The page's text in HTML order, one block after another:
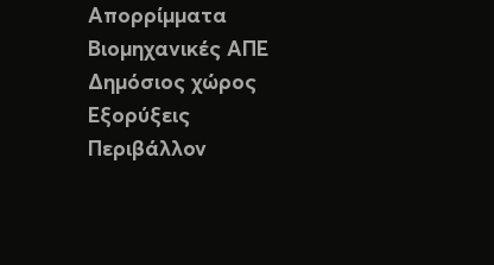
Απορρίμματα
Βιομηχανικές ΑΠΕ
Δημόσιος χώρος
Εξορύξεις
Περιβάλλον